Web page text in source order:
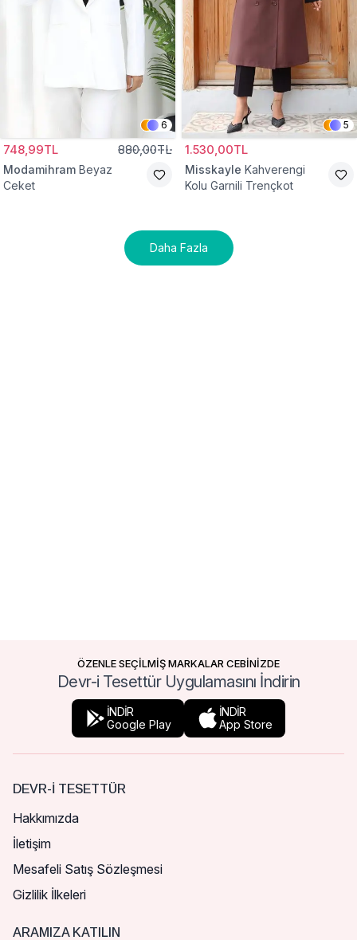
6
748,99TL 880,00TL
Modamihram Beyaz
Ceket
5
1.530,00TL
Misskayle Kahverengi
Kolu Garnili Trençkot
Daha Fazla
ÖZENLE SEÇİLMİŞ MARKALAR CEBİNİZDE
Devr-i Tesettür Uygulamasını İndirin
İNDİR
Google Play
İNDİR
App Store
DEVR-I TESETTÜR
Hakkımızda
İletişim
Mesafeli Satış Sözleşmesi
Gizlilik İlkeleri
ARAMIZA KATILIN